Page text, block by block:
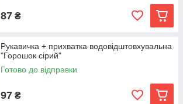
87 ₴
Рукавичка + прихватка водовідштовхувальна
"Горошок сірий"
Готово до відправки
97 ₴